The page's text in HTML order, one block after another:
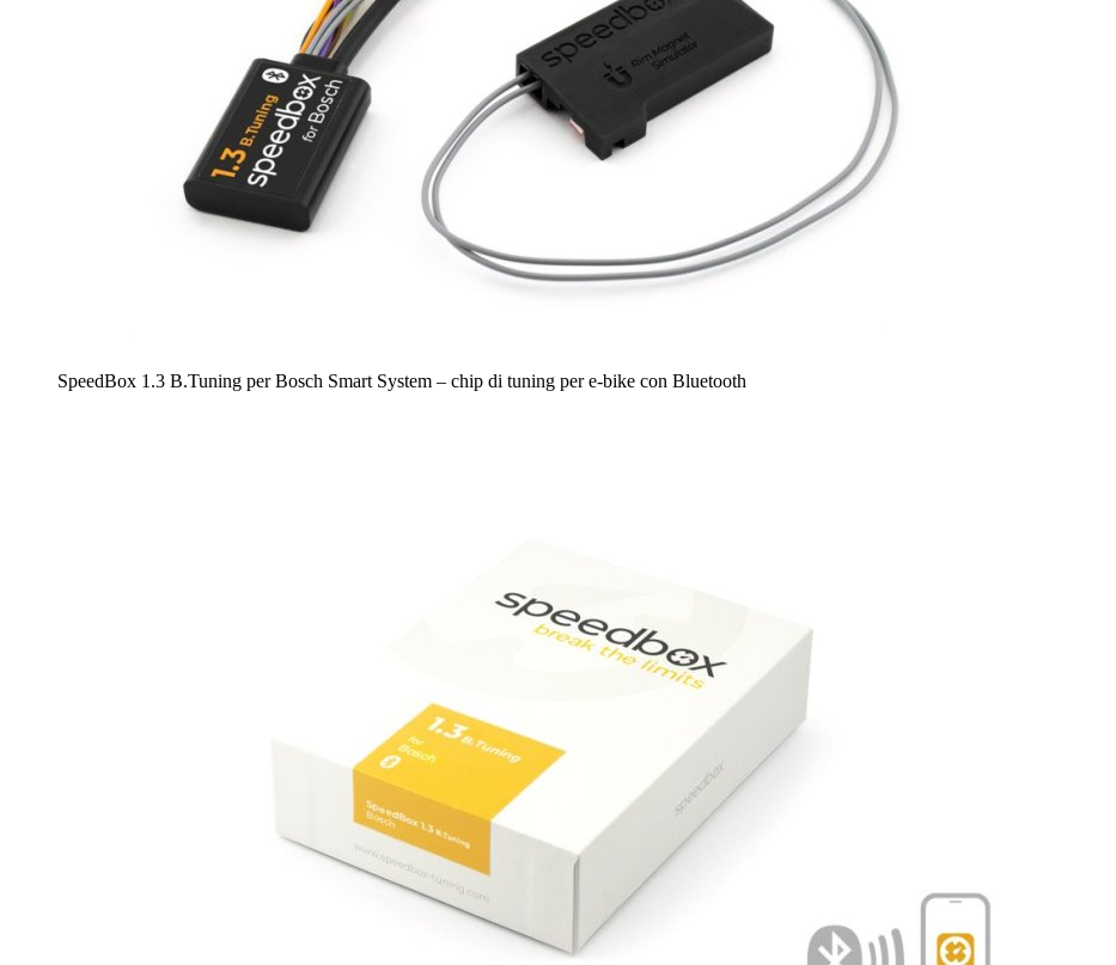
SpeedBox 1.3 B.Tuning per Bosch Smart System – chip di tuning per e-bike con Bluetooth